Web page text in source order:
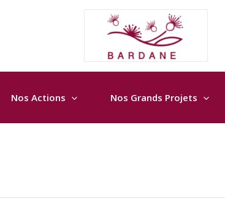
Nos Actions Nos Grands Projets